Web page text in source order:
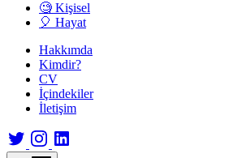
🧐 Kişisel
🎈 Hayat
Hakkımda
Kimdir?
CV
İçindekiler
İletişim